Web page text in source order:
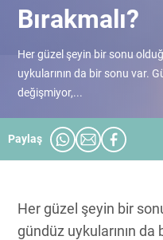
Bırakmalı?
Her güzel şeyin bir sonu
uykularının da bir sonu var.
değişmiyor,...
Paylaş
Her güzel şeyin bir
gündüz uykularının